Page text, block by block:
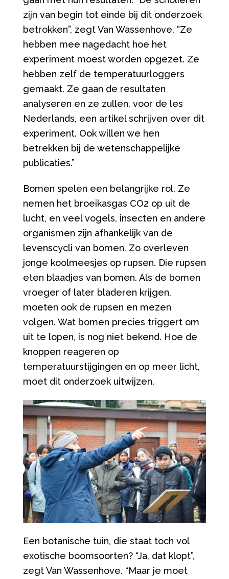
zijn van begin tot einde bij dit onderzoek
betrokken”, zegt Van Wassenhove. “Ze
hebben mee nagedacht hoe het
experiment moest worden opgezet. Ze
hebben zelf de temperatuurloggers
gemaakt. Ze gaan de resultaten
analyseren en ze zullen, voor de les
Nederlands, een artikel schrijven over dit
experiment. Ook willen we hen
betrekken bij de wetenschappelijke
publicaties.”
Bomen spelen een belangrijke rol. Ze
nemen het broeikasgas CO2 op uit de
lucht, en veel vogels, insecten en andere
organismen zijn afhankelijk van de
levenscycli van bomen. Zo overleven
jonge koolmeesjes op rupsen. Die rupsen
eten blaadjes van bomen. Als de bomen
vroeger of later bladeren krijgen,
moeten ook de rupsen en mezen
volgen. Wat bomen precies triggert om
uit te lopen, is nog niet bekend. Hoe de
knoppen reageren op
temperatuurstijgingen en op meer licht,
moet dit onderzoek uitwijzen.
Een botanische tuin, die staat toch vol
exotische boomsoorten? “Ja, dat klopt”,
zegt Van Wassenhove. “Maar je moet